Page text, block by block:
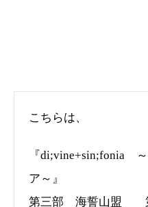
こちらは、
『di;vine+sin;fonia
ア～』
第三部 海誓山盟